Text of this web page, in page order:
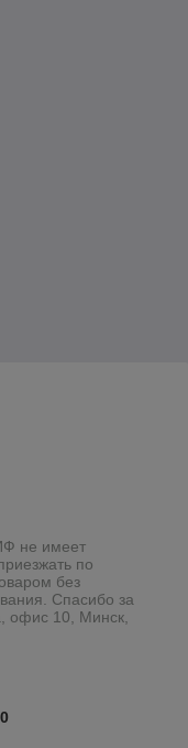
не имеет
по
без
Спасибо за
офис 10, Минск,